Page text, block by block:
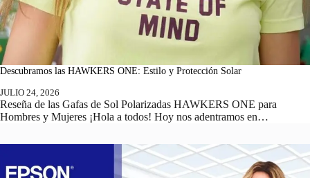
Descubramos las HAWKERS ONE: Estilo y Protección Solar
JULIO 24, 2026
Reseña de las Gafas de Sol Polarizadas HAWKERS ONE para
Hombres y Mujeres ¡Hola a todos! Hoy nos adentramos en…